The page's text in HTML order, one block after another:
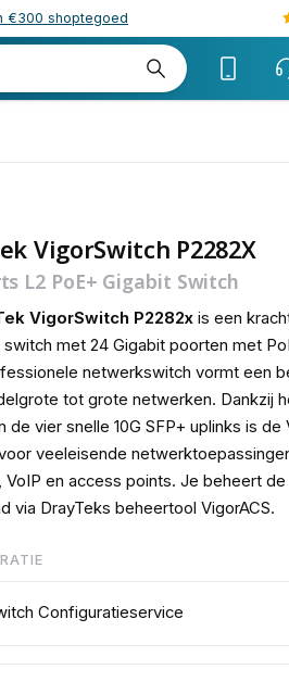
€300 shoptegoed
VigorSwitch P2282X
L2 PoE+ Gigabit Switch
VigorSwitch P2282x is een
switch met 24 Gigabit poorten met
netwerkswitch vormt een
tot grote netwerken. Dankzij
de vier snelle 10G SFP+ uplinks is de
veeleisende
VoIP en access points. Je beheert
via DrayTeks beheertool VigorACS.
Configuratieservice